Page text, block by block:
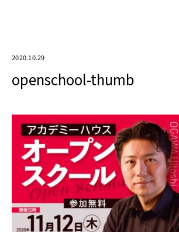
2020.10.29
openschool-thumb